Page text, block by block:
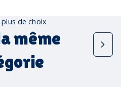
de choix
même